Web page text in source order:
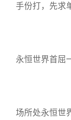
手份打，先求
永恒世界首屈
场所处永恒世